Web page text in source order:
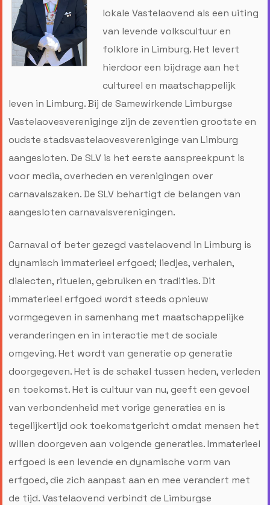
lokale Vastelaovend als een uiting
van levende volkscultuur en
folklore in Limburg. Het levert
hierdoor een bijdrage aan het
cultureel en maatschappelijk
leven in Limburg. Bij de Samewirkende Limburgse
Vastelaovesvereniginge zijn de zeventien grootste en
oudste stadsvastelaovesvereniginge van Limburg
aangesloten. De SLV is het eerste aanspreekpunt is
voor media, overheden en verenigingen over
carnavalszaken. De SLV behartigt de belangen van
aangesloten carnavalsverenigingen.
Carnaval of beter gezegd vastelaovend in Limburg is
dynamisch immaterieel erfgoed; liedjes, verhalen,
dialecten, rituelen, gebruiken en tradities. Dit
immaterieel erfgoed wordt steeds opnieuw
vormgegeven in samenhang met maatschappelijke
veranderingen en in interactie met de sociale
omgeving. Het wordt van generatie op generatie
doorgegeven. Het is de schakel tussen heden, verleden
en toekomst. Het is cultuur van nu, geeft een gevoel
van verbondenheid met vorige generaties en is
tegelijkertijd ook toekomstgericht omdat mensen het
willen doorgeven aan volgende generaties. Immaterieel
erfgoed is een levende en dynamische vorm van
erfgoed, die zich aanpast aan en mee verandert met
de tijd. Vastelaovend verbindt de Limburgse